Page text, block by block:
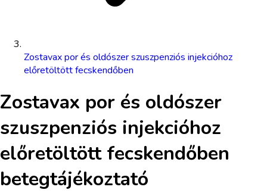
Zostavax por és oldószer szuszpenziós injekcióhoz
előretöltött fecskendőben
Zostavax por és oldószer
szuszpenziós injekcióhoz
előretöltött fecskendőben
betegtájékoztató